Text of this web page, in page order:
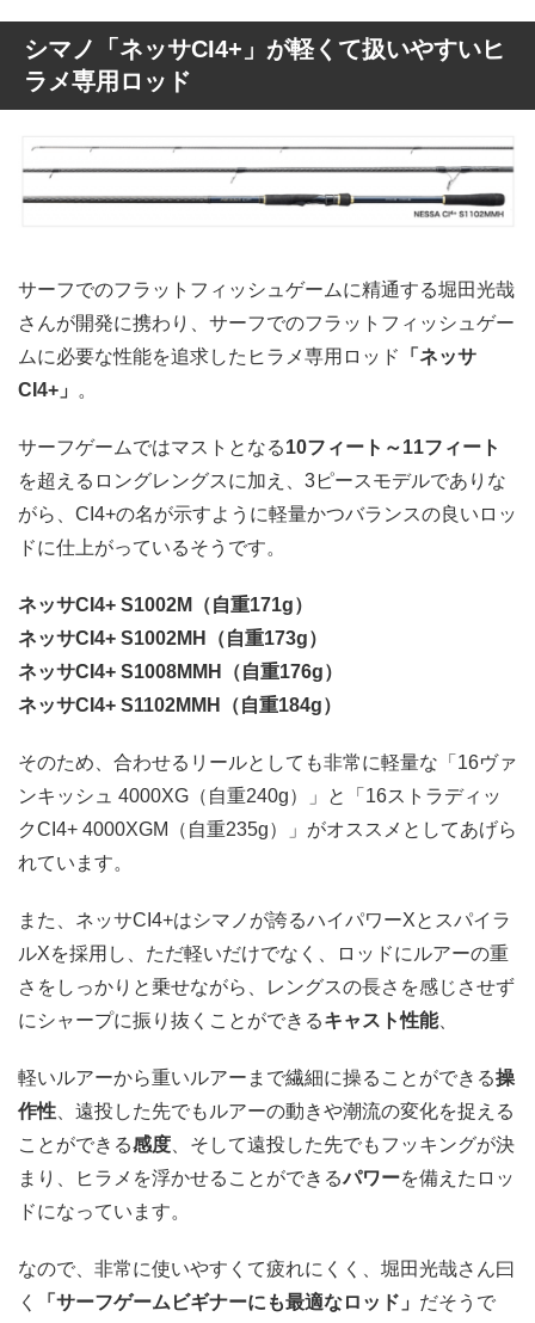
シマノ「ネッサCI4+」が軽くて扱いやすいヒ
ラメ専用ロッド
サーフでのフラットフィッシュゲームに精通する堀田光哉
さんが開発に携わり、サーフでのフラットフィッシュゲー
ムに必要な性能を追求したヒラメ専用ロッド
「ネッサ
CI4+」
。
サーフゲームではマストとなる10フィート～11フィート
を超えるロングレングスに加え、3ピースモデルでありな
がら、CI4+の名が示すように軽量かつバランスの良いロッ
ドに仕上がっているそうです。
ネッサCI4+ S1002M（自重171g）
ネッサCI4+ S1002MH（自重173g）
ネッサCI4+ S1008MMH（自重176g）
ネッサCI4+ S1102MMH（自重184g）
そのため、合わせるリールとしても非常に軽量な「16ヴァ
ンキッシュ 4000XG（自重240g）」と「16ストラディッ
クCI4+ 4000XGM（自重235g）」がオススメとしてあげら
れています。
また、ネッサCI4+はシマノが誇るハイパワーXとスパイラ
ルXを採用し、ただ軽いだけでなく、ロッドにルアーの重
さをしっかりと乗せながら、レングスの長さを感じさせず
にシャープに振り抜くことができるキャスト性能、
軽いルアーから重いルアーまで繊細に操ることができる操
作性 、遠投した先でもルアーの動きや潮流の変化を捉える
ことができる感度 、そして遠投した先でもフッキングが決
まり、ヒラメを浮かせることができるパワーを備えたロッ
ドになっています。
なので、非常に使いやすくて疲れにくく、堀田光哉さん曰
く
「サーフゲームビギナーにも最適なロッド」 だそうで